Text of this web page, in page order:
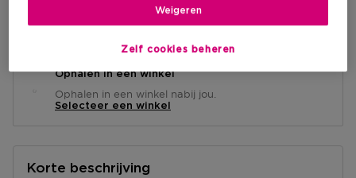
Ophalen in een winkel
Ophalen in een winkel nabij jou.
Selecteer een winkel
Korte beschrijving
Zelf cookies beheren
Weigeren